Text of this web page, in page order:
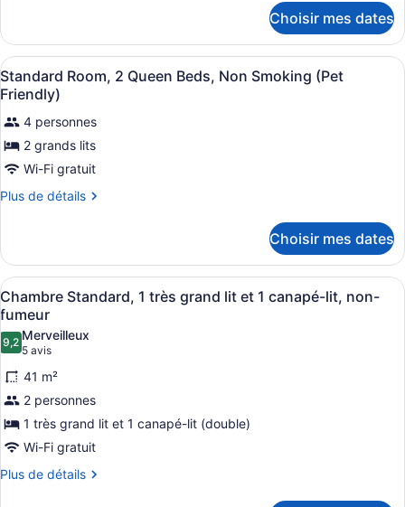
chambre :
2
Queen
Beds,
Non
Smoking
2
Queen
Beds,
Non
Smoking
Choisir mes dates
Afficher
toutes
les
photos
pour
ce
type
Standard
Room,
2
Queen
Beds,
Non
Smoking
(Pet
Friendly)
Une chambre d’hôtel avec deux
4
Standard Room, 2 Queen Beds, Non Smoking (Pet
Friendly)
4 personnes
2 grands lits
Wi-Fi gratuit
Plus de détails
Plus
Standard
Room,
2
Queen
Beds,
Non
Smoking
(Pet
Choisir mes dates
Afficher
toutes
les
photos
pour
ce
type
de
chambre :
Chambre
Une chambre d’hôtel avec un
5
Chambre Standard, 1 très grand lit et 1 canapé-lit, non-
fumeur
9,29,2 sur 10
Merveilleux
5 avis
(5 avis)
41 m²
2 personnes
1 très grand lit et 1 canapé-lit (double)
Wi-Fi gratuit
Plus de détails
Plus